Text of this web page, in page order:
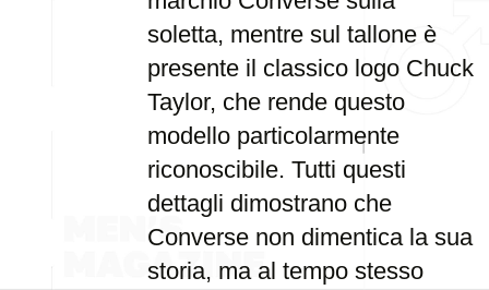
soletta, mentre sul tallone è
presente il classico logo Chuck
Taylor, che rende questo
modello particolarmente
riconoscibile. Tutti questi
dettagli dimostrano che
Converse non dimentica la sua
storia, ma al tempo stesso